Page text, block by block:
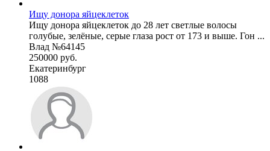
Ищу донора яйцеклеток
Ищу донора яйцеклеток до 28 лет светлые волосы
голубые, зелёные, серые глаза рост от 173 и выше. Гон ...
Влад №64145
250000 руб.
Екатеринбург
1088